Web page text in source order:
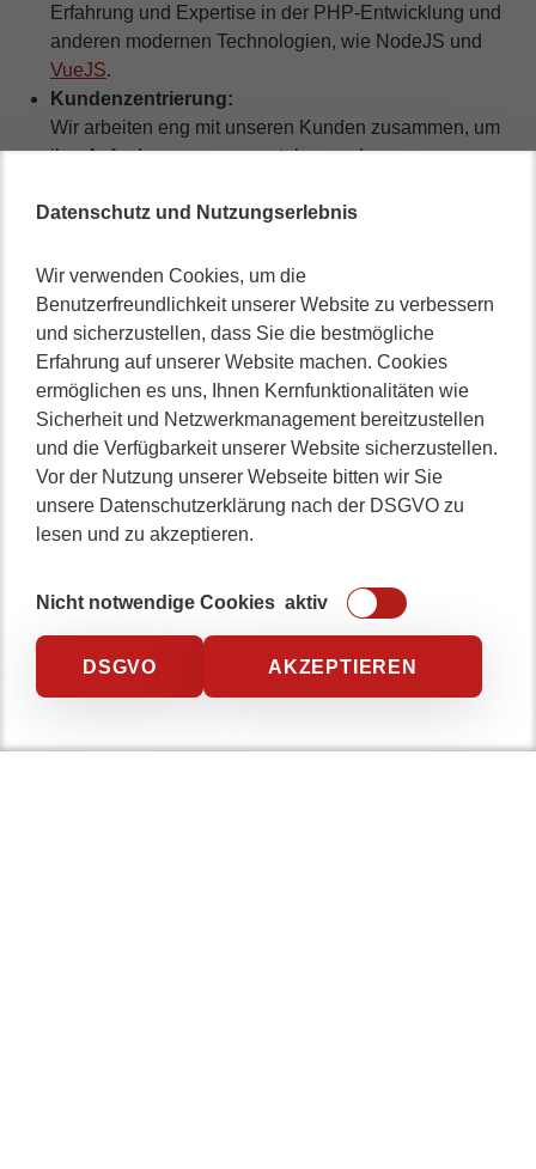
Datenschutz und Nutzungserlebnis
Wir verwenden Cookies, um die
Benutzerfreundlichkeit unserer Website zu verbessern
und sicherzustellen, dass Sie die bestmögliche
Erfahrung auf unserer Website machen. Cookies
ermöglichen es uns, Ihnen Kernfunktionalitäten wie
Sicherheit und Netzwerkmanagement bereitzustellen
und die Verfügbarkeit unserer Website sicherzustellen.
Vor der Nutzung unserer Webseite bitten wir Sie
unsere Datenschutzerklärung nach der DSGVO zu
lesen und zu akzeptieren.
Nicht notwendige Cookies aktiv
DSGVO AKZEPTIEREN
Erfahrung und Expertise in der PHP-Entwicklung und
anderen modernen Technologien, wie NodeJS und
VueJS.
Kundenzentrierung:
Wir arbeiten eng mit unseren Kunden zusammen, um
ihre Anforderungen zu verstehen und
Kundenzufriedenheit ist uns wichtig.
Wir setzen auf bewährte Methoden und Tools, um
qualitativ hochwertige und sichere Anwendungen zu
liefern.
Agilität:
Durch agile Entwicklungsprozesse können wir flexibel
auf Änderungen reagieren und schnelle Ergebnisse
liefern.
DannKontaktierenSie uns noch heute, um mehr über
unsere Dienstleistungen zu erfahren und wie wir Ihnen
Skip back to main navigation
Beitragsnavigation